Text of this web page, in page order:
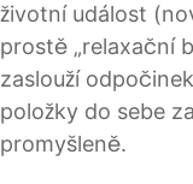
životní událost
prostě „relaxační
zaslouží
položky do sebe
promyšleně.